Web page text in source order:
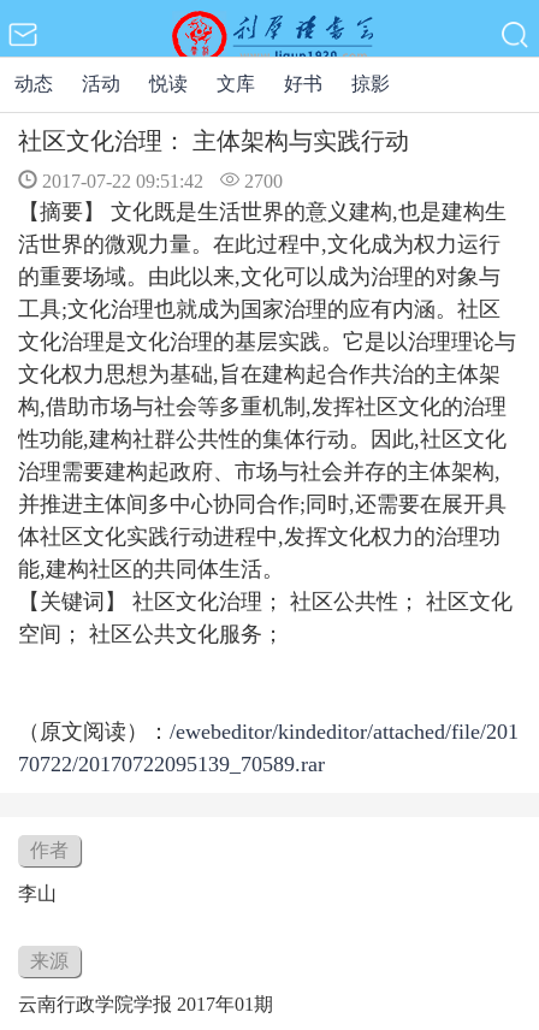
动态 活动 悦读 文库 好书 掠影
社区文化治理： 主体架构与实践行动
2017-07-22 09:51:42 2700
【摘要】 文化既是生活世界的意义建构,也是建构生
活世界的微观力量。在此过程中,文化成为权力运行
的重要场域。由此以来,文化可以成为治理的对象与
工具;文化治理也就成为国家治理的应有内涵。社区
文化治理是文化治理的基层实践。它是以治理理论与
文化权力思想为基础,旨在建构起合作共治的主体架
构,借助市场与社会等多重机制,发挥社区文化的治理
性功能,建构社群公共性的集体行动。因此,社区文化
治理需要建构起政府、市场与社会并存的主体架构,
并推进主体间多中心协同合作;同时,还需要在展开具
体社区文化实践行动进程中,发挥文化权力的治理功
能,建构社区的共同体生活。
【关键词】 社区文化治理 ； 社区公共性 ； 社区文化
空间 ； 社区公共文化服务 ；
（原文阅读）： /ewebeditor/kindeditor/attached/file/201
70722/20170722095139_70589.rar
作者
李山
来源
云南行政学院学报 2017年01期